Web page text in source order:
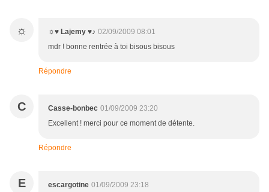
☼ ☼♥ Lajemy ♥♪ 02/09/2009 08:01
mdr ! bonne rentrée à toi bisous bisous
Répondre
C Casse-bonbec 01/09/2009 23:20
Excellent ! merci pour ce moment de détente.
Répondre
E escargotine 01/09/2009 23:18